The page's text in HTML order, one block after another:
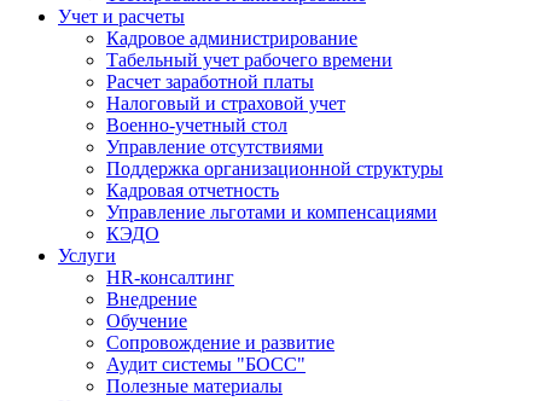
Учет и расчеты
Кадровое администрирование
Табельный учет рабочего времени
Расчет заработной платы
Налоговый и страховой учет
Военно-учетный стол
Управление отсутствиями
Поддержка организационной структуры
Кадровая отчетность
Управление льготами и компенсациями
КЭДО
Услуги
HR-консалтинг
Внедрение
Обучение
Сопровождение и развитие
Аудит системы "БОСС"
Полезные материалы